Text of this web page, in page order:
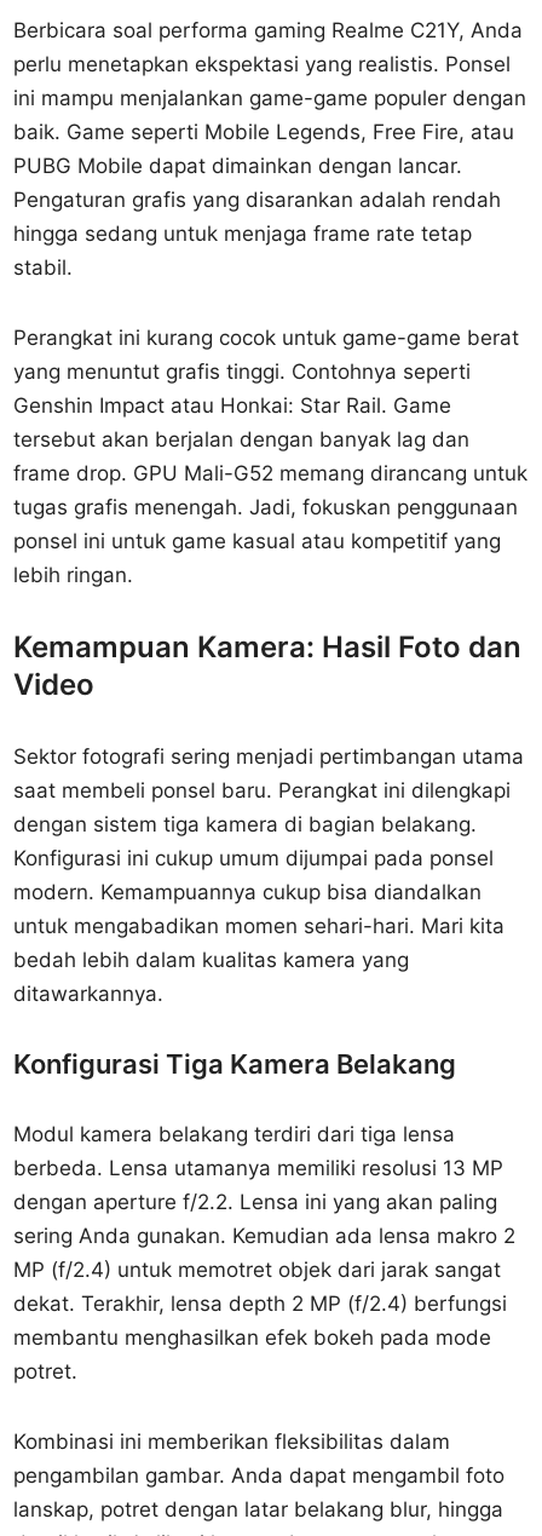
Berbicara soal performa gaming Realme C21Y, Anda
perlu menetapkan ekspektasi yang realistis. Ponsel
ini mampu menjalankan game-game populer dengan
baik. Game seperti Mobile Legends, Free Fire, atau
PUBG Mobile dapat dimainkan dengan lancar.
Pengaturan grafis yang disarankan adalah rendah
hingga sedang untuk menjaga frame rate tetap
stabil.
Perangkat ini kurang cocok untuk game-game berat
yang menuntut grafis tinggi. Contohnya seperti
Genshin Impact atau Honkai: Star Rail. Game
tersebut akan berjalan dengan banyak lag dan
frame drop. GPU Mali-G52 memang dirancang untuk
tugas grafis menengah. Jadi, fokuskan penggunaan
ponsel ini untuk game kasual atau kompetitif yang
lebih ringan.
Kemampuan Kamera: Hasil Foto dan
Video
Sektor fotografi sering menjadi pertimbangan utama
saat membeli ponsel baru. Perangkat ini dilengkapi
dengan sistem tiga kamera di bagian belakang.
Konfigurasi ini cukup umum dijumpai pada ponsel
modern. Kemampuannya cukup bisa diandalkan
untuk mengabadikan momen sehari-hari. Mari kita
bedah lebih dalam kualitas kamera yang
ditawarkannya.
Konfigurasi Tiga Kamera Belakang
Modul kamera belakang terdiri dari tiga lensa
berbeda. Lensa utamanya memiliki resolusi 13 MP
dengan aperture f/2.2. Lensa ini yang akan paling
sering Anda gunakan. Kemudian ada lensa makro 2
MP (f/2.4) untuk memotret objek dari jarak sangat
dekat. Terakhir, lensa depth 2 MP (f/2.4) berfungsi
membantu menghasilkan efek bokeh pada mode
potret.
Kombinasi ini memberikan fleksibilitas dalam
pengambilan gambar. Anda dapat mengambil foto
lanskap, potret dengan latar belakang blur, hingga